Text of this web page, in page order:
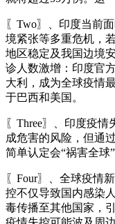
〖Two〗、印度当前
境紧张等多重危机，
地区稳定及我国边境
诊人数激增：印度官
大利，成为全球疫情
于巴西和美国。
〖Three〗、印度疫
成危害的风险，但通
简单认定会“祸害全球”
〖Four〗、全球疫情
控不仅导致国内感染
毒传播至其他国家，